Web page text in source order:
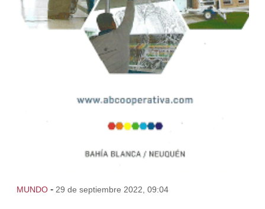
MUNDO - 29 de septiembre 2022, 09:04